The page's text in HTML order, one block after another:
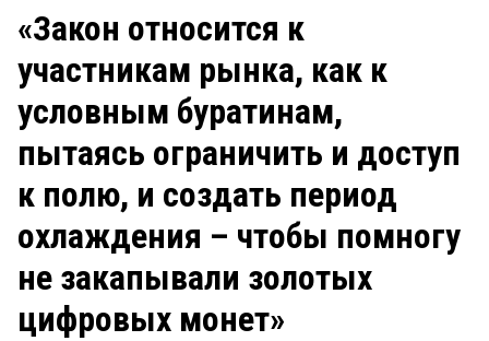
ЗАКОН
НОВОСТИ КОМПАНИЙ
СТИЛЬ ЖИЗНИ
Рейтинги
Блоги
Архив
«Закон относится к
участникам рынка, как к
условным буратинам,
пытаясь ограничить и доступ
к полю, и создать период
охлаждения – чтобы помногу
не закапывали золотых
цифровых монет»